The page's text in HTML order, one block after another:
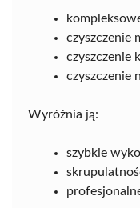
czyszczenie
czyszczenie
czyszczenie
Wyróżnia ją:
szybkie